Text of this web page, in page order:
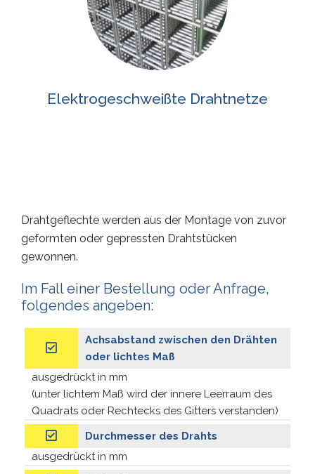
Elektrogeschweißte Drahtnetze
Drahtgeflechte werden aus der Montage von zuvor
geformten oder gepressten Drahtstücken
gewonnen.
Im Fall einer Bestellung oder Anfrage,
folgendes angeben:
Achsabstand zwischen den Drähten
oder lichtes Maß
ausgedrückt in mm
(unter lichtem Maß wird der innere Leerraum des
Quadrats oder Rechtecks des Gitters verstanden)
Durchmesser des Drahts
ausgedrückt in mm